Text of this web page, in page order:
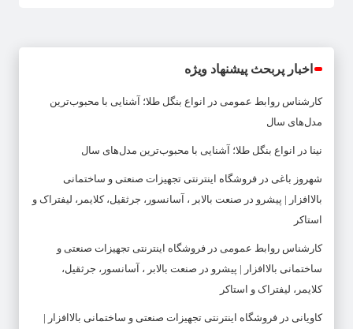
اخبار پربحث پیشنهاد ویژه
کارشناس روابط عمومی در
انواع بنگل طلا؛ آشنایی با محبوب‌ترین
مدل‌های سال
نینا در انواع بنگل طلا؛ آشنایی با محبوب‌ترین مدل‌های سال
شهروز باغی در فروشگاه اینترنتی تجهیزات صنعتی و ساختمانی
بالاافزار | پیشرو در صنعت بالابر ، آسانسور، جرثقیل، کلایمر، لیفتراک و
استاکر
کارشناس روابط عمومی در فروشگاه اینترنتی تجهیزات صنعتی و
ساختمانی بالاافزار | پیشرو در صنعت بالابر ، آسانسور، جرثقیل،
کلایمر، لیفتراک و استاکر
کاویانی در فروشگاه اینترنتی تجهیزات صنعتی و ساختمانی بالاافزار |